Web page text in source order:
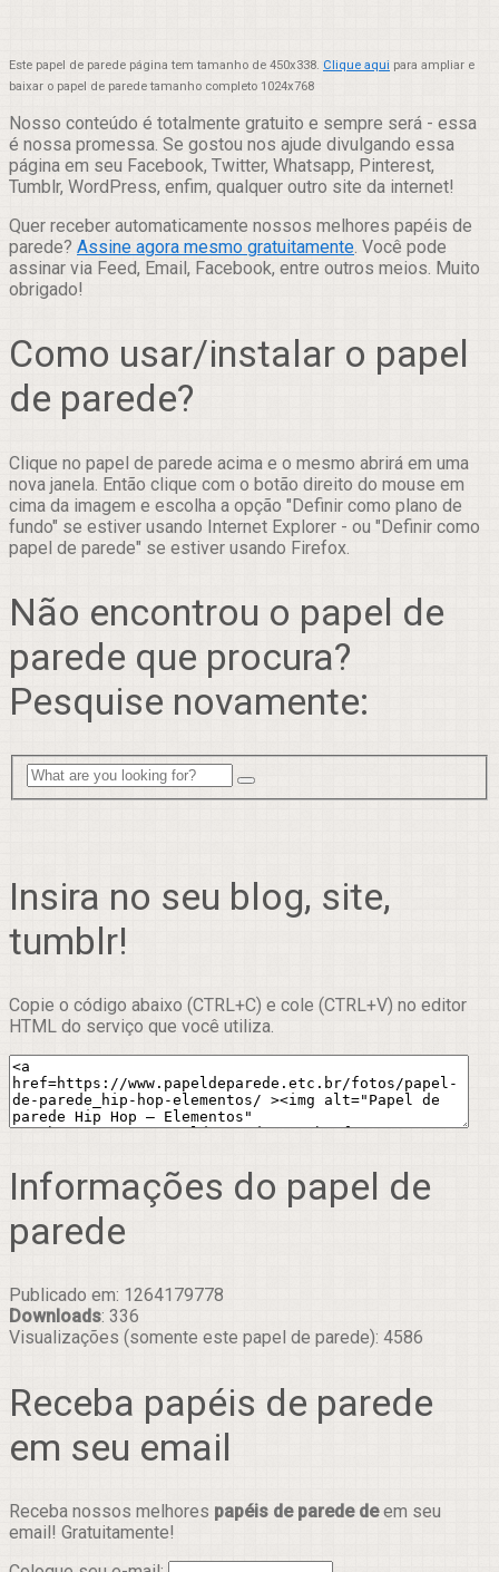
Este papel de parede página tem tamanho de 450x338. Clique aqui para ampliar e
baixar o papel de parede tamanho completo 1024x768
Nosso conteúdo é totalmente gratuito e sempre será - essa
é nossa promessa. Se gostou nos ajude divulgando essa
página em seu Facebook, Twitter, Whatsapp, Pinterest,
Tumblr, WordPress, enfim, qualquer outro site da internet!
Quer receber automaticamente nossos melhores papéis de
parede? Assine agora mesmo gratuitamente. Você pode
assinar via Feed, Email, Facebook, entre outros meios. Muito
obrigado!
Como usar/instalar o papel
de parede?
Clique no papel de parede acima e o mesmo abrirá em uma
nova janela. Então clique com o botão direito do mouse em
cima da imagem e escolha a opção "Definir como plano de
fundo" se estiver usando Internet Explorer - ou "Definir como
papel de parede" se estiver usando Firefox.
Não encontrou o papel de
parede que procura?
Pesquise novamente:
Insira no seu blog, site,
tumblr!
Copie o código abaixo (CTRL+C) e cole (CTRL+V) no editor
HTML do serviço que você utiliza.
Informações do papel de
parede
Publicado em: 1264179778
Downloads: 336
Visualizações (somente este papel de parede): 4586
Receba papéis de parede
em seu email
Receba nossos melhores papéis de parede deem seu
email! Gratuitamente!